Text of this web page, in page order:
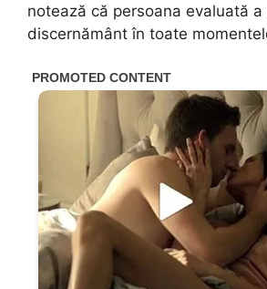
notează că persoana evaluată a
discernământ în toate